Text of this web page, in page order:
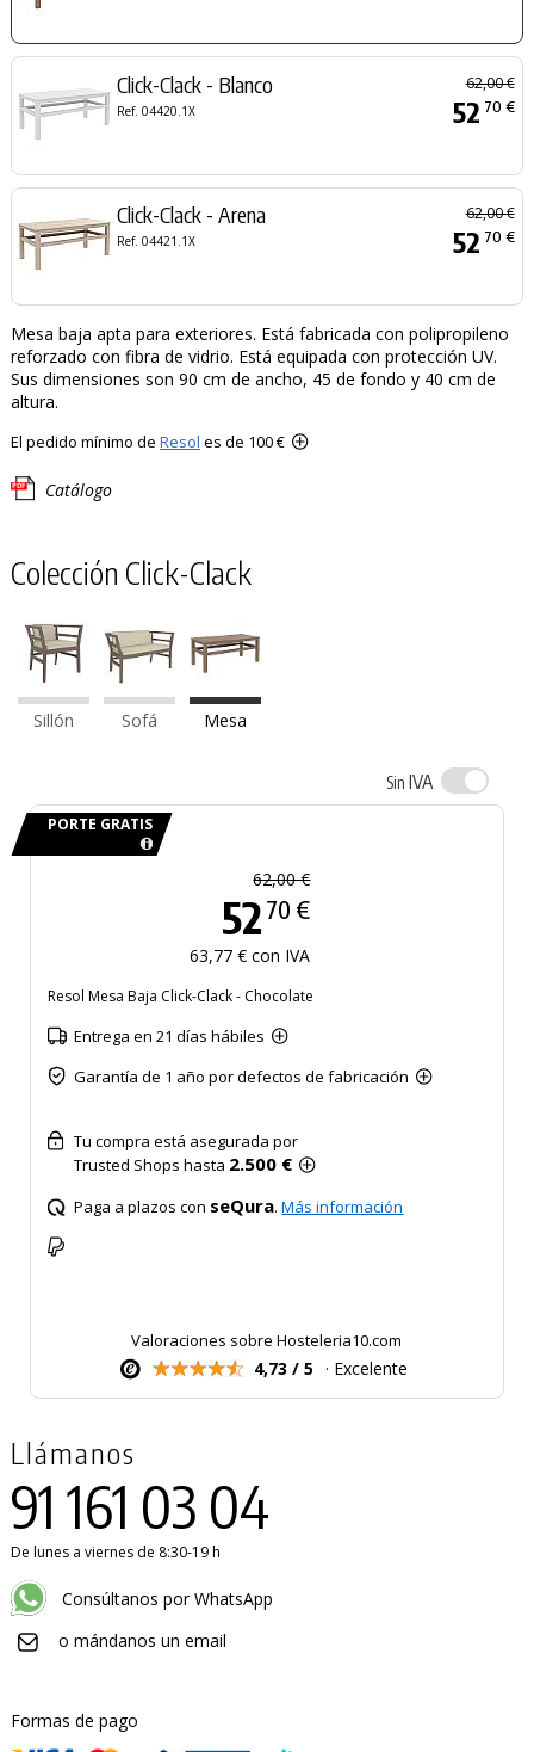
Click-Clack - Blanco
Ref. 04420.1X
62,00 €
52 70 €
Click-Clack - Arena
Ref. 04421.1X
62,00 €
52 70 €
Mesa baja apta para exteriores. Está fabricada con polipropileno
reforzado con fibra de vidrio. Está equipada con protección UV.
Sus dimensiones son 90 cm de ancho, 45 de fondo y 40 cm de
altura.
El pedido mínimo de Resol es de 100 €
Catálogo
Colección Click-Clack
Sillón Sofá Mesa
Sin IVA
PORTE GRATIS
62,00 €
52 70 €
63,77 € con IVA
Resol Mesa Baja Click-Clack - Chocolate
Entrega en 21 días hábiles
Garantía de 1 año por defectos de fabricación
Tu compra está asegurada por
Trusted Shops hasta 2.500 €
Paga a plazos con seQura.Más información
Valoraciones sobre Hosteleria10.com
4,73 / 5 · Excelente
Llámanos
91 161 03 04
De lunes a viernes de 8:30-19 h
Consúltanos por WhatsApp
o mándanos un email
Formas de pago